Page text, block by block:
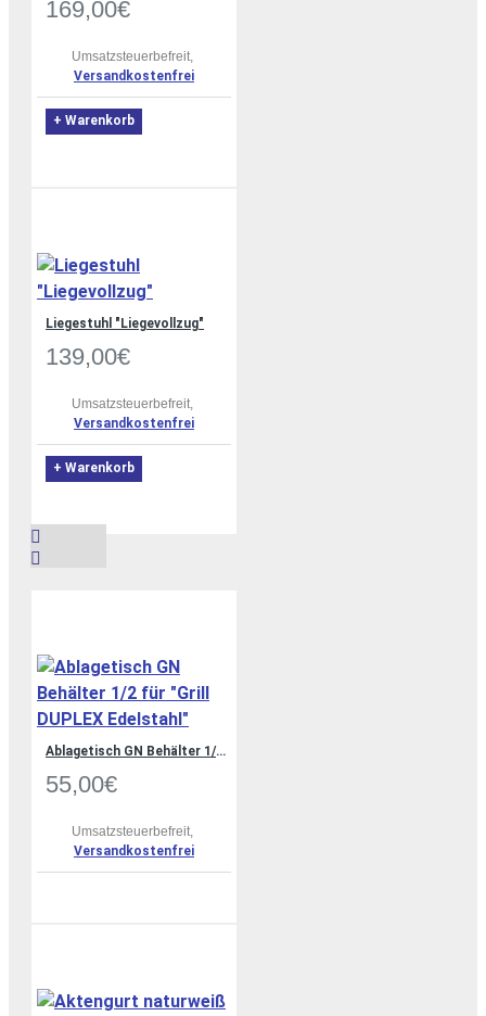
169,00€
Umsatzsteuerbefreit,
Versandkostenfrei
+ Warenkorb
Liegestuhl "Liegevollzug"
139,00€
Umsatzsteuerbefreit,
Versandkostenfrei
+ Warenkorb
Ablagetisch GN Behälter 1/2 für "Grill DUPLEX Edelstahl"
55,00€
Umsatzsteuerbefreit,
Versandkostenfrei